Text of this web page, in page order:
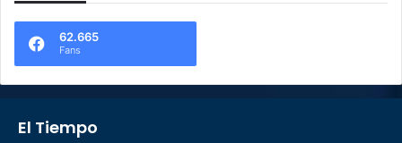
62.665
Fans
El Tiempo